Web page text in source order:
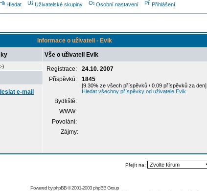
Hledat Uživatelské skupiny Osobní nastavení Přihlášení
Informace o uživateli - Evik
Vše o uživateli Evik
) Registrace:
24.10. 2007
Příspěvků:
1845
[9.30% ze všech příspěvků / 0.09 příspěvků za den]
Hledat všechny příspěvky od uživatele Evik
Bydliště:
WWW:
Povolání:
Zájmy:
Přejít na:
Powered byphpBB© 2001-2003 phpBB Group